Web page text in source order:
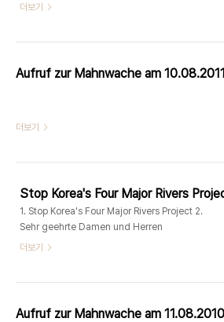
Gendarmenmarkt bis zum Reichstag.
더보기
Aufruf zur Mahnwache am 10.08.2011
더보기
Stop Korea's Four Major Rivers
1. Stop Korea's Four Major Rivers Project 2.
Sehr geehrte Damen und Herren
더보기
Aufruf zur Mahnwache am 11.08.2010